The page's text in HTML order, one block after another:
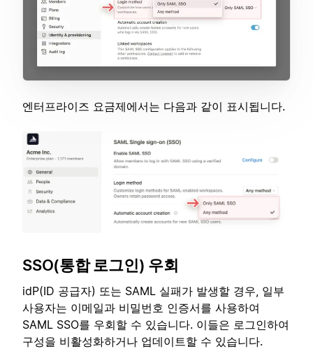
엔터프라이즈 요금제에서는 다음과 같이 표시됩니다.
SSO(통합 로그인) 우회
idP(ID 공급자) 또는 SAML 실패가 발생할 경우, 일부
사용자는 이메일과 비밀번호 인증서를 사용하여
SAML SSO를 우회할 수 있습니다. 이들은 로그인하여
구성을 비활성화하거나 업데이트할 수 있습니다.